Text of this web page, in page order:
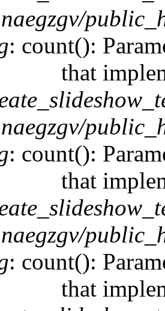
: count():
that
: count():
that
: count():
that